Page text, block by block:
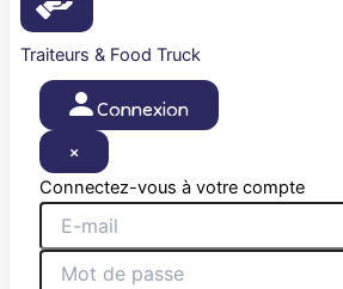
Traiteurs & Food Truck
Connexion
×
Connectez-vous à votre compte